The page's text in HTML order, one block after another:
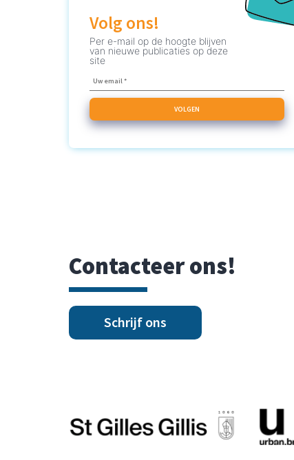
Volg ons!
Per e-mail op de hoogte blijven
van nieuwe publicaties op deze
site
Contacteer ons!
Schrijf ons